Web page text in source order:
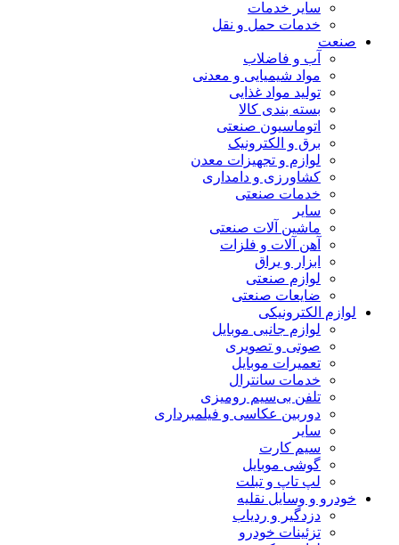
سایر خدمات
خدمات حمل و نقل
صنعت
آب و فاضلاب
مواد شیمیایی و معدنی
تولید مواد غذایی
بسته بندی کالا
اتوماسیون صنعتی
برق و الکترونیک
لوازم و تجهیزات معدن
کشاورزی و دامداری
خدمات صنعتی
سایر
ماشین آلات صنعتی
آهن آلات و فلزات
ابزار و یراق
لوازم صنعتی
ضایعات صنعتی
لوازم الکترونیکی
لوازم جانبی موبایل
صوتی و تصویری
تعمیرات موبایل
خدمات سانترال
تلفن بی‌سیم رومیزی
دوربین عکاسی و فیلمبرداری
سایر
سیم کارت
گوشی موبایل
لپ تاپ و تبلت
خودرو و وسایل نقلیه
دزدگیر و ردیاب
تزئینات خودرو